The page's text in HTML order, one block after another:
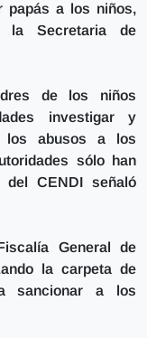
papás a los niños,
la Secretaria de
de los niños
investigar y
los abusos a los
sólo han
CENDI señaló
General de
la carpeta de
sancionar a los